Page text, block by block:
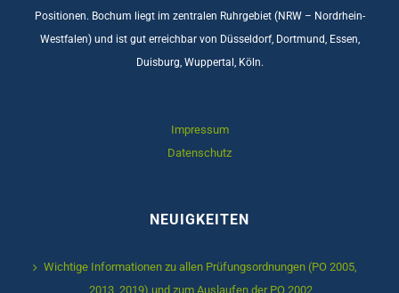
Positionen. Bochum liegt im zentralen Ruhrgebiet (NRW – Nordrhein-
Westfalen) und ist gut erreichbar von Düsseldorf, Dortmund, Essen,
Duisburg, Wuppertal, Köln.
Impressum
Datenschutz
NEUIGKEITEN
Wichtige Informationen zu allen Prüfungsordnungen (PO 2005,
2013, 2019) und zum Auslaufen der PO 2002